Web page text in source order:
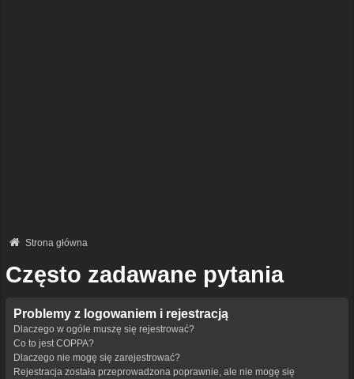
Strona główna
Często zadawane pytania
Problemy z logowaniem i rejestracją
Dlaczego w ogóle muszę się rejestrować?
Co to jest COPPA?
Dlaczego nie mogę się zarejestrować?
Rejestracja została przeprowadzona poprawnie, ale nie mogę się